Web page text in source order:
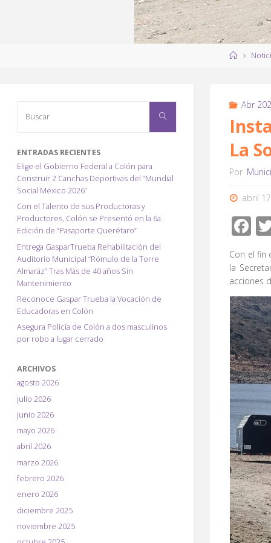
Página
Abr
La
Por
abril
F
ac
e
b
o
o
k
Con el fin
la
acciones
Buscar
ENTRADAS RECIENTES
Elige el Gobierno Federal a Colón para
Construir 2 Canchas Deportivas del “Mundial
Social México 2026”
Con el Talento de sus Productoras y
Productores, Colón se Presentó en la 6a.
Edición de “Pasaporte Querétaro”
Entrega GasparTrueba Rehabilitación del
Auditorio Municipal “Rómulo de la Torre
Almaráz” Tras Más de 40 años Sin
Mantenimiento
Reconoce Gaspar Trueba la Vocación de
Educadoras en Colón
Asegura Policía de Colón a dos masculinos
por robo a lugar cerrado
ARCHIVOS
agosto 2026
julio 2026
junio 2026
mayo 2026
abril 2026
marzo 2026
febrero 2026
enero 2026
diciembre 2025
noviembre 2025